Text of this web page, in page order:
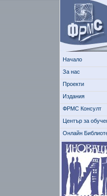
Начало
За нас
Проекти
Издания
ФРМС Консулт
Център за
Онлайн